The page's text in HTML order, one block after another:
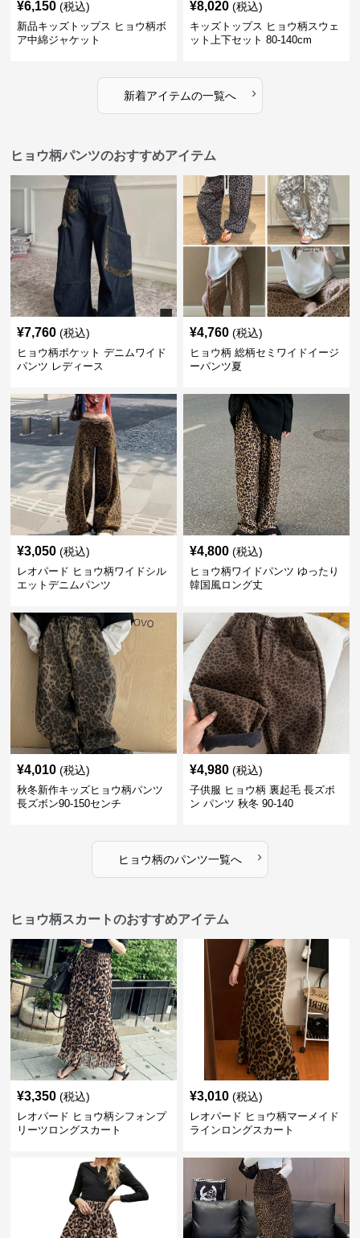
¥6,150 (税込)
新品キッズトップス ヒョウ柄ボ
ア中綿ジャケット
¥8,020 (税込)
キッズトップス ヒョウ柄スウェ
ット上下セット 80-140cm
新着アイテムの一覧へ ›
ヒョウ柄パンツのおすすめアイテム
¥7,760 (税込)
ヒョウ柄ポケット デニムワイド
パンツ レディース
¥4,760 (税込)
ヒョウ柄 総柄セミワイドイージ
ーパンツ夏
¥3,050 (税込)
レオパード ヒョウ柄ワイドシル
エットデニムパンツ
¥4,800 (税込)
ヒョウ柄ワイドパンツ ゆったり
韓国風ロング丈
¥4,010 (税込)
秋冬新作キッズヒョウ柄パンツ
長ズボン90-150センチ
¥4,980 (税込)
子供服 ヒョウ柄 裏起毛 長ズボ
ン パンツ 秋冬 90-140
ヒョウ柄のパンツ一覧へ ›
ヒョウ柄スカートのおすすめアイテム
¥3,350 (税込)
レオパード ヒョウ柄シフォンプ
リーツロングスカート
¥3,010 (税込)
レオパード ヒョウ柄マーメイド
ラインロングスカート